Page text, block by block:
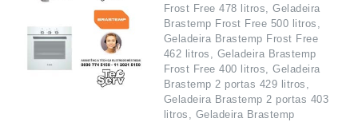
Frost Free 478 litros, Geladeira
Brastemp Frost Free 500 litros,
Geladeira Brastemp Frost Free
462 litros, Geladeira Brastemp
Frost Free 400 litros, Geladeira
Brastemp 2 portas 429 litros,
Geladeira Brastemp 2 portas 403
litros, Geladeira Brastemp